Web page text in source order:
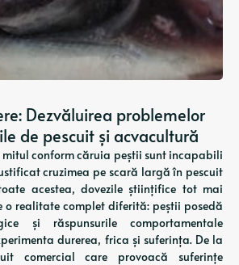
Dezvăluirea problemelor
de pescuit și acvacultură
conform căruia peștii sunt incapabili
cruzimea pe scară largă în pescuit
acestea, dovezile științifice tot mai
o realitate complet diferită: peștii posedă
și răspunsurile comportamentale
durerea, frica și suferința. De la
comercial care provoacă suferințe